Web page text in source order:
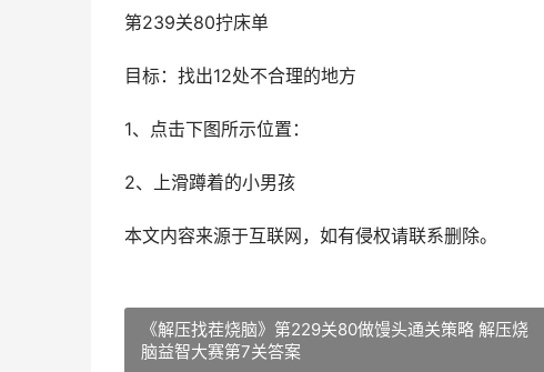
第239关80拧床单
目标：找出12处不合理的地方
1、点击下图所示位置：
2、上滑蹲着的小男孩
本文内容来源于互联网，如有侵权请联系删除。
《解压找茬烧脑》第229关80做馒头通关策略 解压烧
脑益智大赛第7关答案